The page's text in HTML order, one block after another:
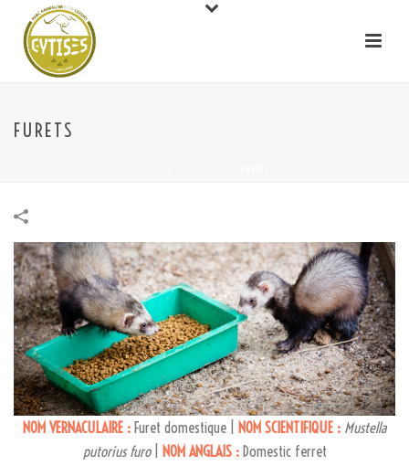
FURETS
NOM VERNACULAIRE : Furet domestique | NOM SCIENTIFIQUE : Mustella
putorius furo
NOM ANGLAIS :Domestic ferret